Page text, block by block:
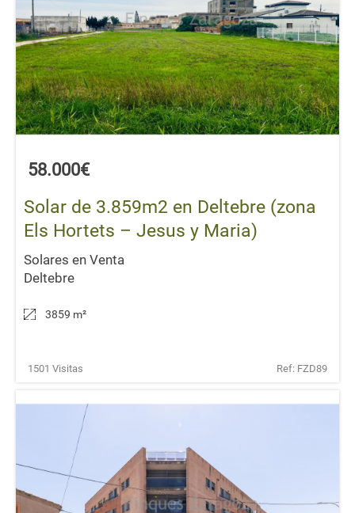
58.000€
Solar de 3.859m2 en Deltebre (zona
Els Hortets – Jesus y Maria)
Solares en Venta
Deltebre
3859 m²
1501 Visitas Ref: FZD89